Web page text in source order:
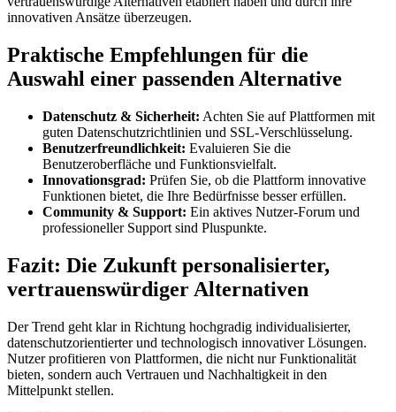
innovativen Ansätze überzeugen.
Praktische Empfehlungen für die
Auswahl einer passenden Alternative
Datenschutz & Sicherheit: Achten Sie auf Plattformen mit
guten Datenschutzrichtlinien und SSL-Verschlüsselung.
Benutzerfreundlichkeit: Evaluieren Sie die
Benutzeroberfläche und Funktionsvielfalt.
Innovationsgrad: Prüfen Sie, ob die Plattform innovative
Funktionen bietet, die Ihre Bedürfnisse besser erfüllen.
Community & Support: Ein aktives Nutzer-Forum und
professioneller Support sind Pluspunkte.
Fazit: Die Zukunft personalisierter,
vertrauenswürdiger Alternativen
Der Trend geht klar in Richtung hochgradig individualisierter,
datenschutzorientierter und technologisch innovativer Lösungen.
Nutzer profitieren von Plattformen, die nicht nur Funktionalität
bieten, sondern auch Vertrauen und Nachhaltigkeit in den
Mittelpunkt stellen.